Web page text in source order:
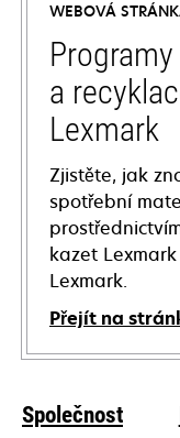
new
tab
WEBOVÁ
a
Lexmark
Zjistěte, jak
spotřební
kazet
Lexmark.
Přejít na
Společnost